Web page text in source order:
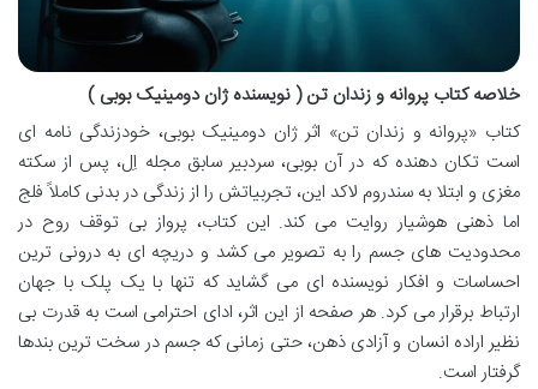
خلاصه کتاب پروانه و زندان تن ( نویسنده ژان دومینیک بوبی )
کتاب «پروانه و زندان تن» اثر ژان دومینیک بوبی، خودزندگی نامه ای
است تکان دهنده که در آن بوبی، سردبیر سابق مجله اِل، پس از سکته
مغزی و ابتلا به سندروم لاکد این، تجربیاتش را از زندگی در بدنی کاملاً فلج
اما ذهنی هوشیار روایت می کند. این کتاب، پرواز بی توقف روح در
محدودیت های جسم را به تصویر می کشد و دریچه ای به درونی ترین
احساسات و افکار نویسنده ای می گشاید که تنها با یک پلک با جهان
ارتباط برقرار می کرد. هر صفحه از این اثر، ادای احترامی است به قدرت بی
نظیر اراده انسان و آزادی ذهن، حتی زمانی که جسم در سخت ترین بندها
گرفتار است.